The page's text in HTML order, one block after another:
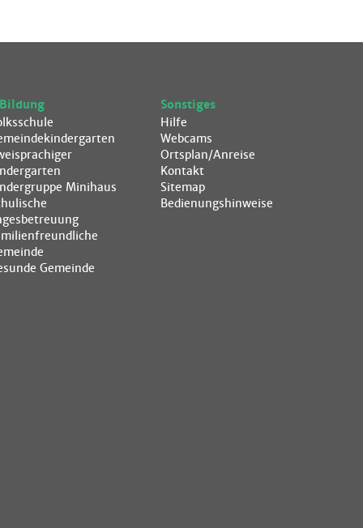
Bildung
Minihaus
Gemeinde
Sonstiges
Hilfe
Webcams
Ortsplan/Anreise
Kontakt
Sitemap
Bedienungshinweise